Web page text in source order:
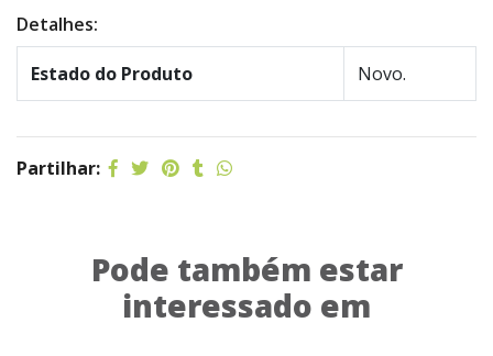
Detalhes:
Estado do Produto Novo.
Partilhar:
Pode também estar
interessado em